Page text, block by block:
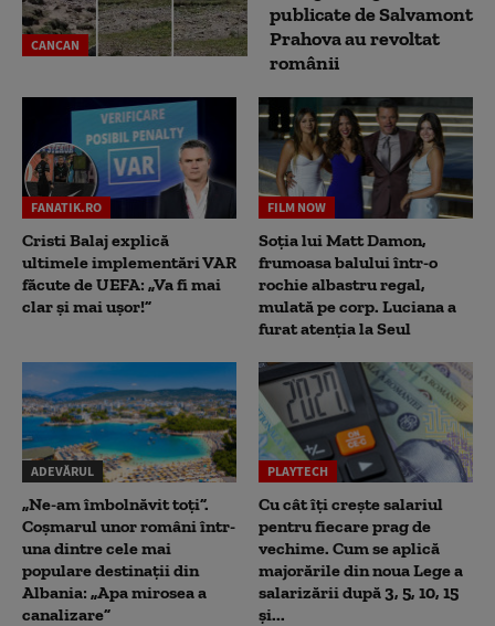
CANCAN
publicate de Salvamont
Prahova au revoltat
românii
FANATIK.RO
Cristi Balaj explică
ultimele implementări VAR
făcute de UEFA: „Va fi mai
clar și mai ușor!”
FILM NOW
Soția lui Matt Damon,
frumoasa balului într-o
rochie albastru regal,
mulată pe corp. Luciana a
furat atenția la Seul
ADEVĂRUL
„Ne-am îmbolnăvit toți”.
Coșmarul unor români într-
una dintre cele mai
populare destinații din
Albania: „Apa mirosea a
canalizare”
PLAYTECH
Cu cât îți crește salariul
pentru fiecare prag de
vechime. Cum se aplică
majorările din noua Lege a
salarizării după 3, 5, 10, 15
și...